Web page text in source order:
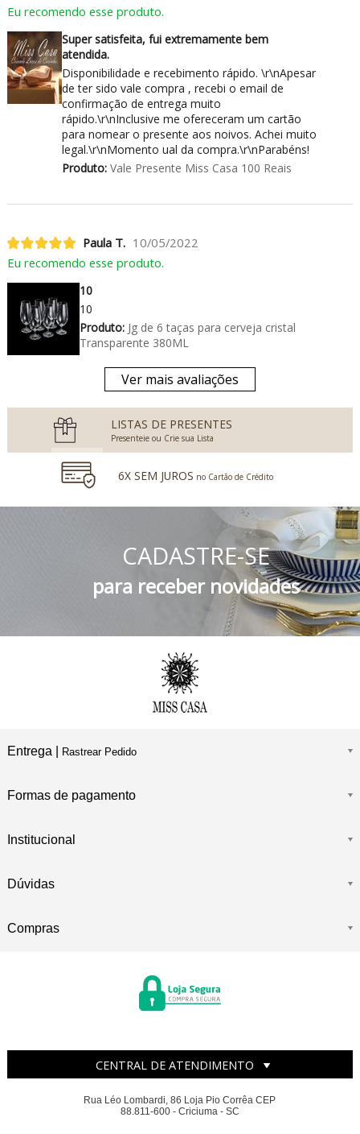
Eu recomendo esse produto.
Super satisfeita, fui extremamente bem
atendida.
Disponibilidade e recebimento rápido. \r\nApesar
de ter sido vale compra , recebi o email de
confirmação de entrega muito
rápido.\r\nInclusive me ofereceram um cartão
para nomear o presente aos noivos. Achei muito
legal.\r\nMomento ual da compra.\r\nParabéns!
Produto:Vale Presente Miss Casa 100 Reais
Paula T. 10/05/2022
Eu recomendo esse produto.
10
10
Produto:Jg de 6 taças para cerveja cristal
Transparente 380ML
Ver mais avaliações
LISTAS DE PRESENTES
Presenteie ou Crie sua Lista
6X SEM JUROS no Cartão de Crédito
no Boleto Bancário e PIX
FRETE GRÁTIS Consulte o Regulamento
CADASTRE-SE
para receber novidades
Entrega | Rastrear Pedido
Formas de pagamento
Institucional
Dúvidas
Compras
CENTRAL DE ATENDIMENTO
Rua Léo Lombardi, 86 Loja Pio Corrêa CEP
88.811-600 - Criciuma - SC